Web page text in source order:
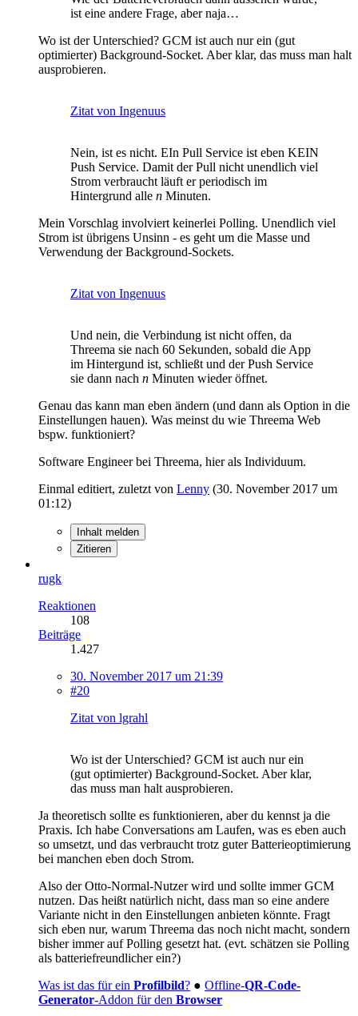
ist eine andere Frage, aber naja…
Wo ist der Unterschied? GCM ist auch nur ein (gut
optimierter) Background-Socket. Aber klar, das muss man halt
ausprobieren.
Zitat von Ingenuus
Nein, ist es nicht. EIn Pull Service ist eben KEIN
Push Service. Damit der Pull nicht unendlich viel
Strom verbraucht läuft er periodisch im
Hintergrund alle n Minuten.
Mein Vorschlag involviert keinerlei Polling. Unendlich viel
Strom ist übrigens Unsinn - es geht um die Masse und
Verwendung der Background-Sockets.
Zitat von Ingenuus
Und nein, die Verbindung ist nicht offen, da
Threema sie nach 60 Sekunden, sobald die App
im Hintergund ist, schließt und der Push Service
sie dann nach n Minuten wieder öffnet.
Genau das kann man eben ändern (und dann als Option in die
Einstellungen hauen). Was meinst du wie Threema Web
bspw. funktioniert?
Software Engineer bei Threema, hier als Individuum.
Einmal editiert, zuletzt von Lenny (30. November 2017 um
01:12)
Inhalt melden
Zitieren
rugk
Reaktionen
108
Beiträge
1.427
30. November 2017 um 21:39
#20
Zitat von lgrahl
Wo ist der Unterschied? GCM ist auch nur ein
(gut optimierter) Background-Socket. Aber klar,
das muss man halt ausprobieren.
Ja theoretisch sollte es funktionieren, aber du kennst ja die
Praxis. Ich habe Conversations am Laufen, was es eben auch
so umsetzt, und das verbraucht trotz guter Batterieoptimierung
bei manchen eben doch Strom.
Also der Otto-Normal-Nutzer wird und sollte immer GCM
nutzen. Das heißt natürlich nicht, dass man so eine andere
Variante nicht in den Einstellungen anbieten könnte. Fragt
sich eben nur, warum Threema das noch nicht macht, sondern
bisher immer auf Polling gesetzt hat. (evt. schätzen sie Polling
als batteriefreundlicher ein?)
Was ist das für ein Profilbild? ● Offline-QR-Code-
Generator-Addon für den Browser